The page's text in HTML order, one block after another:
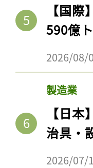
【国
590億
2026/08/
製造業
【日
治具・
2026/07/